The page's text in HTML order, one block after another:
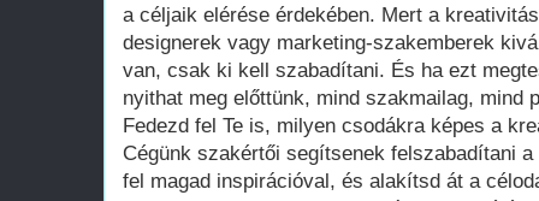
a céljaik elérése érdekében. Mert a
designerek vagy marketing-szakemberek
van, csak ki kell szabadítani. És ha ezt
nyithat meg előttünk, mind szakmailag, mind
Fedezd fel Te is, milyen csodákra képes a
Cégünk szakértői segítsenek felszabadítani
fel magad inspirációval, és alakítsd át a